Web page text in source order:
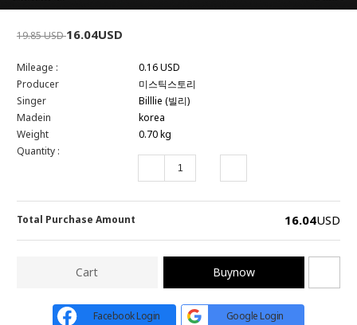
19.85 USD16.04USD
Mileage :
0.16 USD
Producer
미스틱스토리
Singer
Billlie (빌리)
Madein
korea
Weight
0.70 kg
Quantity :
Total Purchase Amount 16.04USD
Cart Buynow
Facebook Login Google Login